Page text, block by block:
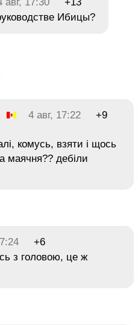
Ибицы?
4 авг, 17:22 +9
комусь, взяти і щось
маячня?? дебіли
+6
з головою, це ж